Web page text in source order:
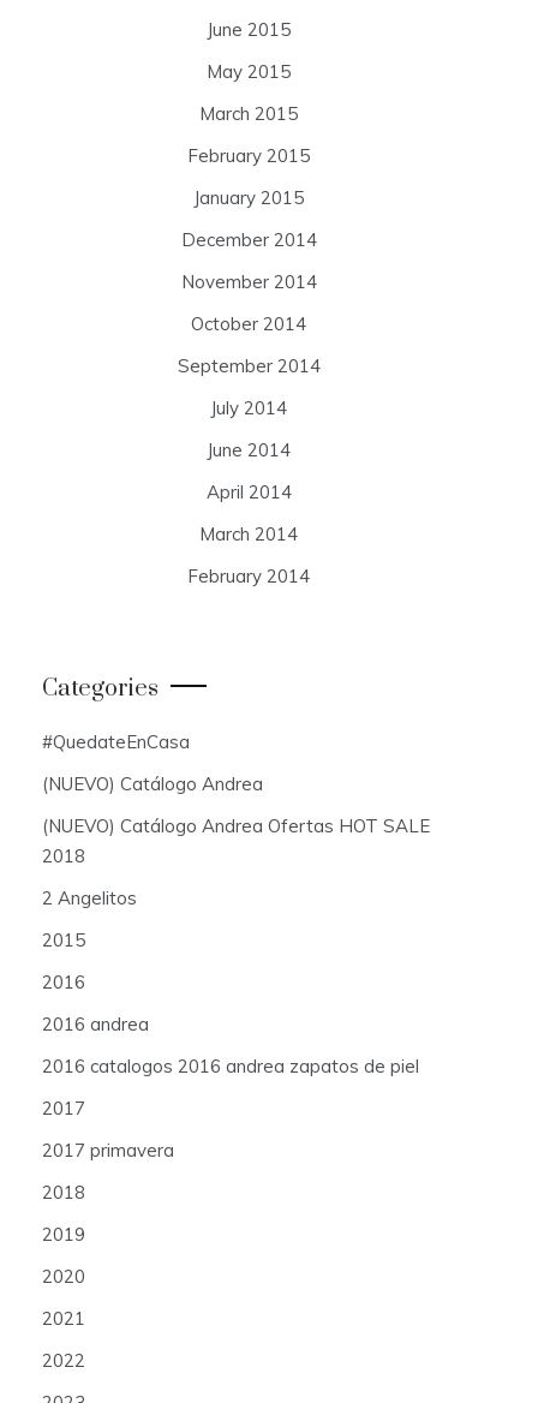
June 2015
May 2015
March 2015
February 2015
January 2015
December 2014
November 2014
October 2014
September 2014
July 2014
June 2014
April 2014
March 2014
February 2014
Categories
#QuedateEnCasa
(NUEVO) Catálogo Andrea
(NUEVO) Catálogo Andrea Ofertas HOT SALE
2018
2 Angelitos
2015
2016
2016 andrea
2016 catalogos 2016 andrea zapatos de piel
2017
2017 primavera
2018
2019
2020
2021
2022